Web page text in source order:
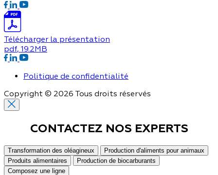
Télécharger la présentation
pdf, 19.2MB
Politique de confidentialité
Copyright © 2026 Tous droits réservés
CONTACTEZ NOS EXPERTS
Transformation des oléagineux
Production d'aliments pour animaux
Produits alimentaires
Production de biocarburants
Composez une ligne